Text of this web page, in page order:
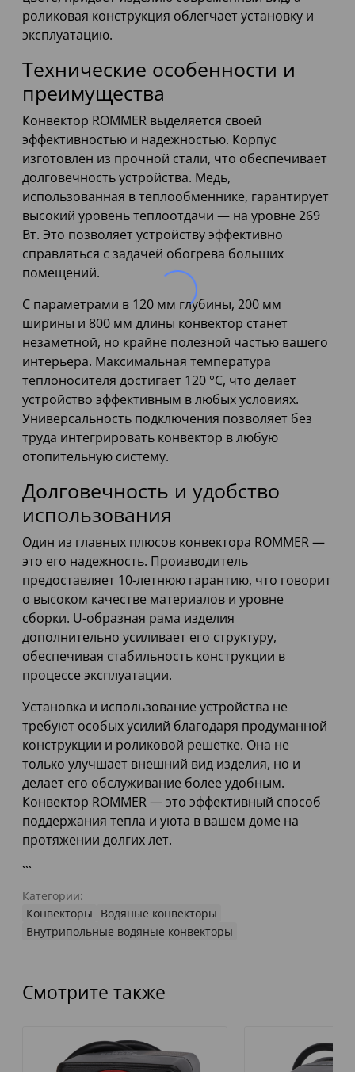
роликовая конструкция облегчает установку и
эксплуатацию.
Технические особенности и
преимущества
Конвектор ROMMER выделяется своей
эффективностью и надежностью. Корпус
изготовлен из прочной стали, что обеспечивает
долговечность устройства. Медь,
использованная в теплообменнике, гарантирует
высокий уровень теплоотдачи — на уровне 269
Вт. Это позволяет устройству эффективно
справляться с задачей обогрева больших
помещений.
С параметрами в 120 мм глубины, 200 мм
ширины и 800 мм длины конвектор станет
незаметной, но крайне полезной частью вашего
интерьера. Максимальная температура
теплоносителя достигает 120 °С, что делает
устройство эффективным в любых условиях.
Универсальность подключения позволяет без
труда интегрировать конвектор в любую
отопительную систему.
Долговечность и удобство
использования
Один из главных плюсов конвектора ROMMER —
это его надежность. Производитель
предоставляет 10-летнюю гарантию, что говорит
о высоком качестве материалов и уровне
сборки. U-образная рама изделия
дополнительно усиливает его структуру,
обеспечивая стабильность конструкции в
процессе эксплуатации.
Установка и использование устройства не
требуют особых усилий благодаря продуманной
конструкции и роликовой решетке. Она не
только улучшает внешний вид изделия, но и
делает его обслуживание более удобным.
Конвектор ROMMER — это эффективный способ
поддержания тепла и уюта в вашем доме на
протяжении долгих лет.
```
Категории:
Конвекторы
Водяные конвекторы
Внутрипольные водяные конвекторы
Смотрите также